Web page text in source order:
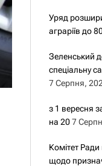
Уряд
аграріїв до
Зеленський
спеціальну
7 Серпня,
з 1 вересня
на 20 7
Комітет
щодо